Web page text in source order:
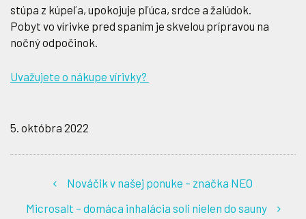
stúpa z kúpeľa, upokojuje pľúca, srdce a žalúdok.
Pobyt vo vírivke pred spaním je skvelou prípravou na
nočný odpočinok.
Uvažujete o nákupe vírivky?
5. októbra 2022
Nováčik v našej ponuke – značka NEO
Microsalt – domáca inhalácia soli nielen do sauny